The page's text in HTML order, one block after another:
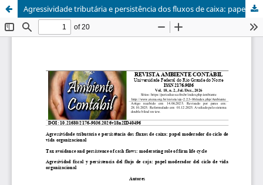
Agressividade tributária e persistência dos fluxos de caixa: papel moderador do ciclo de vida organizacional